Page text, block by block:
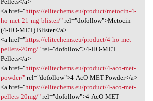
<a href="https://elitechems.eu/product/metocin-4-
ho-met-21-mg-blister/"rel="dofollow">Metocin
(4-HO-MET) Blister</a>
<a href="https://elitechems.eu/product/4-ho-met-
pellets-20mg/"rel="dofollow">4-HO-MET
Pellets</a>
<a href="https://elitechems.eu/product/4-aco-met-
powder/"rel="dofollow">4-AcO-MET Powder</a>
<a href="https://elitechems.eu/product/4-aco-met-
pellets-20mg/"rel="dofollow">4-AcO-MET